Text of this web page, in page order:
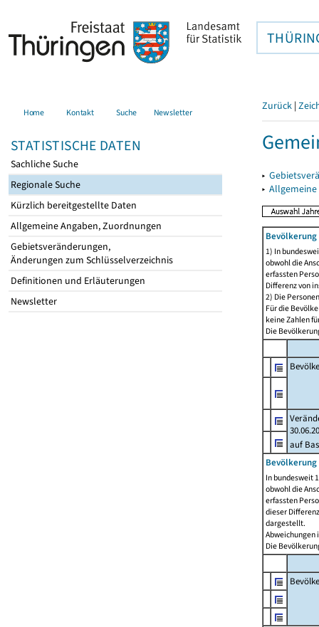
Home Kontakt Suche Newsletter
STATISTISCHE DATEN
Sachliche Suche
Regionale Suche
Kürzlich bereitgestellte Daten
Allgemeine Angaben, Zuordnungen
Gebietsveränderungen,
Änderungen zum Schlüsselverzeichnis
Definitionen und Erläuterungen
Newsletter
Zurück |
▸
▸
1) In
obwohl die
erfassten
Differenz von
2) Die
Für die
keine Zahlen
Die
auf
Bevölkerung
In bundesweit
obwohl die
erfassten
dieser
dargestellt.
Abweichungen
Die